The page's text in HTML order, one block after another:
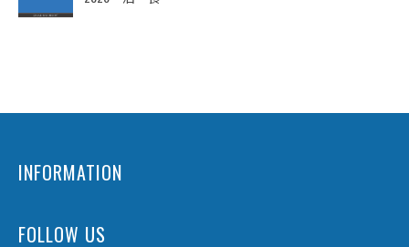
INFORMATION
FOLLOW US